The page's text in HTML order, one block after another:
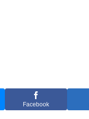
Facebook